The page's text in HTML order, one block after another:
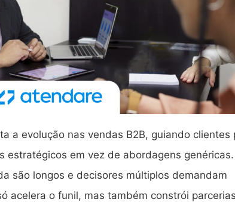
a evolução nas vendas B2B, guiando clientes
estratégicos em vez de abordagens genéricas.
são longos e decisores múltiplos demandam
acelera o funil, mas também constrói